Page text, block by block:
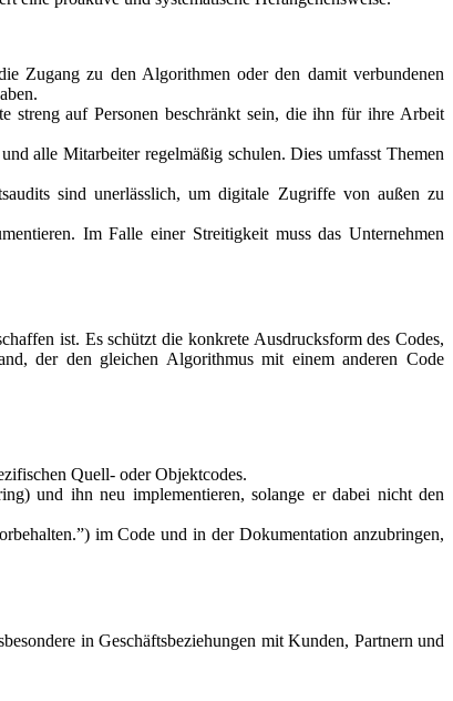
Zugang zu den Algorithmen oder den damit verbundenen
streng auf Personen beschränkt sein, die ihn für ihre Arbeit
alle Mitarbeiter regelmäßig schulen. Dies umfasst Themen
sind unerlässlich, um digitale Zugriffe von außen zu
Im Falle einer Streitigkeit muss das Unternehmen
ist. Es schützt die konkrete Ausdrucksform des Codes,
der den gleichen Algorithmus mit einem anderen Code
Quell- oder Objektcodes.
und ihn neu implementieren, solange er dabei nicht den
im Code und in der Dokumentation anzubringen,
in Geschäftsbeziehungen mit Kunden, Partnern und